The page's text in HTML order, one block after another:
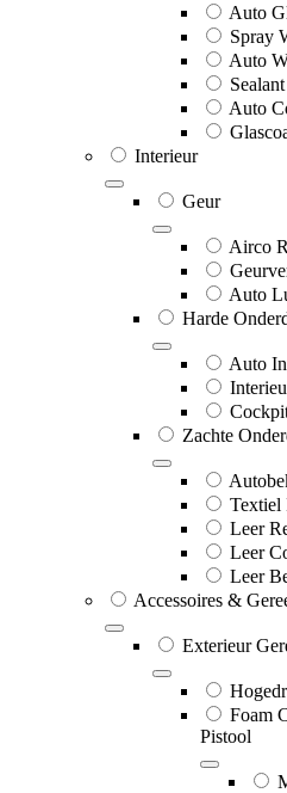
Auto
Spray
Auto
Auto
Interieur
Geur
Airco
Auto
Harde
Auto
Zachte
Textiel
Leer
Leer
Leer
Accessoires &
Exterieur
Foam
Pistool